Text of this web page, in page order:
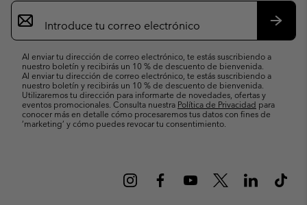
Suscripción
de
correo
Al enviar tu dirección de correo electrónico, te estás suscribiendo a
nuestro boletín y recibirás un 10 % de descuento de bienvenida.
Al enviar tu dirección de correo electrónico, te estás suscribiendo a
nuestro boletín y recibirás un 10 % de descuento de bienvenida.
Utilizaremos tu dirección para informarte de novedades, ofertas y
eventos promocionales. Consulta nuestra Política de Privacidad para
conocer más en detalle cómo procesaremos tus datos con fines de
’marketing’ y cómo puedes revocar tu consentimiento.